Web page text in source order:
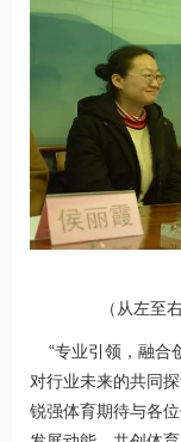
（从左至
“专业引领，融合
对行业未来的共同
锐强体育期待与各